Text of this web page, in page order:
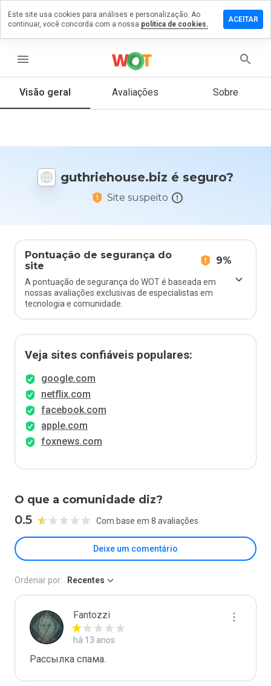
menu
Visão geral Avaliações Sobre
guthriehouse.biz é seguro?
Site suspeito
Pontuação de segurança do
site
9%
A pontuação de segurança do WOT é baseada em
nossas avaliações exclusivas de especialistas em
tecnologia e comunidade.
Veja sites confiáveis populares:
google.com
netflix.com
facebook.com
apple.com
foxnews.com
O que a comunidade diz?
0.5 Com base em 8 avaliações
Deixe um comentário
um
em
De 1
nota
Ordenar por: Recentes
Fantozzi
há 13 anos
Pасcылка cпама.
Este site usa cookies para análises e personalização. Ao
continuar, você concorda com a nossa política de cookies.
ACEITAR